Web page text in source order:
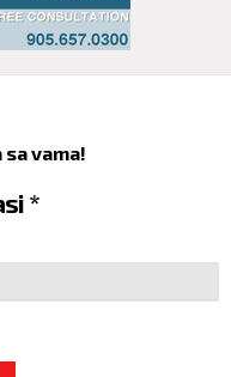
vama!
*